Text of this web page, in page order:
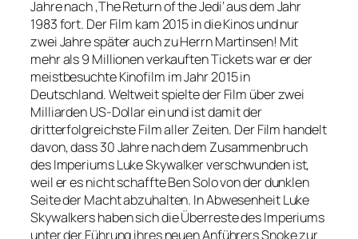
Jahre nach ‚The Return of the Jedi‘ aus dem Jahr
1983 fort. Der Film kam 2015 in die Kinos und nur
zwei Jahre später auch zu Herrn Martinsen! Mit
mehr als 9 Millionen verkauften Tickets war er der
meistbesuchte Kinofilm im Jahr 2015 in
Deutschland. Weltweit spielte der Film über zwei
Milliarden US-Dollar ein und ist damit der
dritterfolgreichste Film aller Zeiten. Der Film handelt
davon, dass 30 Jahre nach dem Zusammenbruch
des Imperiums Luke Skywalker verschwunden ist,
weil er es nicht schaffte Ben Solo von der dunklen
Seite der Macht abzuhalten. In Abwesenheit Luke
Skywalkers haben sich die Überreste des Imperiums
unter der Führung ihres neuen Anführers Snoke zur